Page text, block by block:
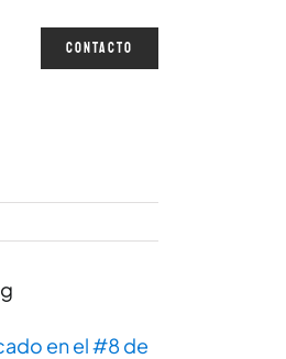
CONTACTO
en el #8 de